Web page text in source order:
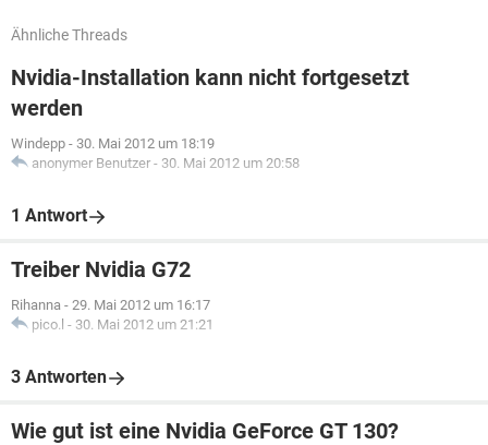
Ähnliche Threads
Nvidia-Installation kann nicht fortgesetzt
werden
Windepp - 30. Mai 2012 um 18:19
anonymer Benutzer - 30. Mai 2012 um 20:58
1 Antwort
Treiber Nvidia G72
Rihanna - 29. Mai 2012 um 16:17
pico.l - 30. Mai 2012 um 21:21
3 Antworten
Wie gut ist eine Nvidia GeForce GT 130?